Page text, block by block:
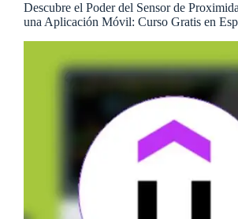
Descubre el Poder del Sensor de
una Aplicación Móvil: Curso Gratis en